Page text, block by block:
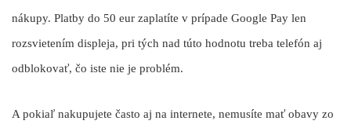
nákupy. Platby do 50 eur zaplatíte v prípade Google Pay len
rozsvietením displeja, pri tých nad túto hodnotu treba telefón aj
odblokovať, čo iste nie je problém.
A pokiaľ nakupujete často aj na internete, nemusíte mať obavy zo